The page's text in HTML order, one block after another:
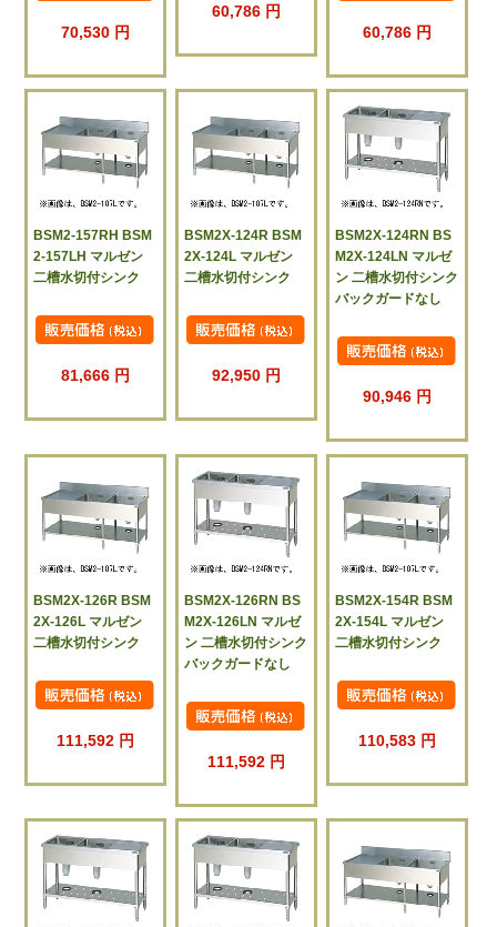
70,530 円
60,786 円
60,786 円
BSM2-157RH BSM
2-157LH マルゼン
二槽水切付シンク
81,666 円
BSM2X-124R BSM
2X-124L マルゼン
二槽水切付シンク
92,950 円
BSM2X-124RN BS
M2X-124LN マルゼ
ン 二槽水切付シンク
バックガードなし
90,946 円
BSM2X-126R BSM
2X-126L マルゼン
二槽水切付シンク
111,592 円
BSM2X-126RN BS
M2X-126LN マルゼ
ン 二槽水切付シンク
バックガードなし
111,592 円
BSM2X-154R BSM
2X-154L マルゼン
二槽水切付シンク
110,583 円